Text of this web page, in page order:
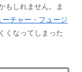
もしれません。ま
チャー・フュージ
くなってしまった